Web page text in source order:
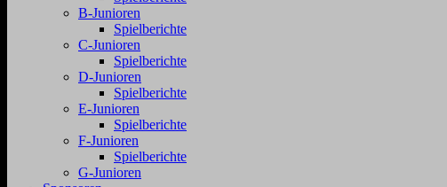
B-Junioren
Spielberichte
C-Junioren
Spielberichte
D-Junioren
Spielberichte
E-Junioren
Spielberichte
F-Junioren
Spielberichte
G-Junioren